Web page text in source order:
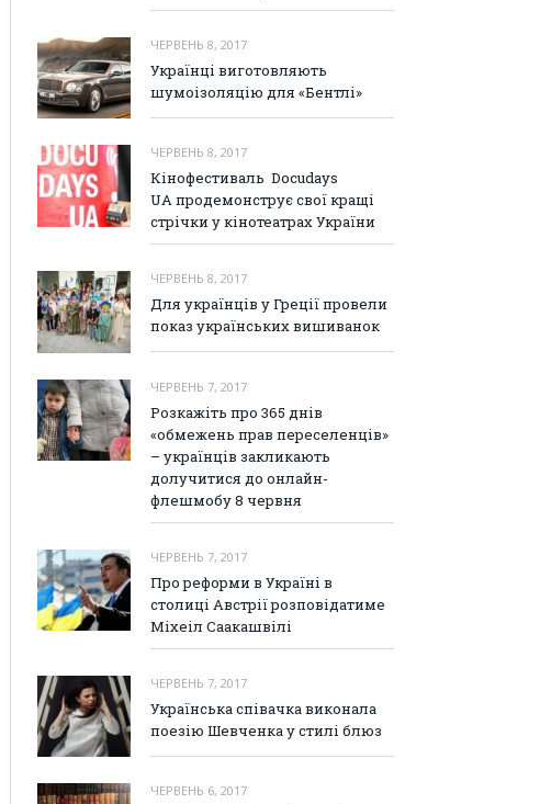
ЧЕРВЕНЬ 8, 2017
Українці виготовляють
шумоізоляцію для «Бентлі»
ЧЕРВЕНЬ 8, 2017
Кінофестиваль Docudays
UA продемонструє свої кращі
стрічки у кінотеатрах України
ЧЕРВЕНЬ 8, 2017
Для українців у Греції провели
показ українських вишиванок
ЧЕРВЕНЬ 7, 2017
Розкажіть про 365 днів
«обмежень прав переселенців»
– українців закликають
долучитися до онлайн-
флешмобу 8 червня
ЧЕРВЕНЬ 7, 2017
Про реформи в Україні в
столиці Австрії розповідатиме
Міхеіл Саакашвілі
ЧЕРВЕНЬ 7, 2017
Українська співачка виконала
поезію Шевченка у стилі блюз
ЧЕРВЕНЬ 6, 2017